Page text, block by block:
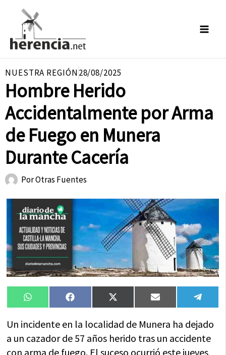
contenido
NUESTRA REGIÓN28/08/2025
Hombre Herido
Accidentalmente por Arma
de Fuego en Munera
Durante Cacería
PorOtras Fuentes
Compartir
en
WhatsAppCompartir
en
FacebookCompartir
en
X
(Twitter)
Compartir
en
Email
en
Un incidente en la localidad de Munera ha dejado
a un cazador de 57 años herido tras un accidente
con arma de fuego. El suceso ocurrió este jueves